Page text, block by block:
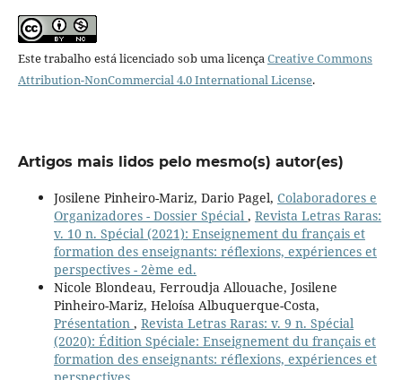
Este trabalho está licenciado sob uma licençaCreative Commons
Attribution-NonCommercial 4.0 International License.
Artigos mais lidos pelo mesmo(s) autor(es)
Josilene Pinheiro-Mariz, Dario Pagel, Colaboradores e
Organizadores - Dossier Spécial , Revista Letras Raras:
v. 10 n. Spécial (2021): Enseignement du français et
formation des enseignants: réflexions, expériences et
perspectives - 2ème ed.
Nicole Blondeau, Ferroudja Allouache, Josilene
Pinheiro-Mariz, Heloísa Albuquerque-Costa,
Présentation , Revista Letras Raras: v. 9 n. Spécial
(2020): Édition Spéciale: Enseignement du français et
formation des enseignants: réflexions, expériences et